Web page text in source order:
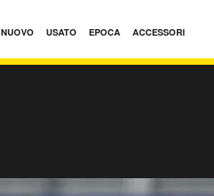
NUOVO USATO EPOCA ACCESSORI